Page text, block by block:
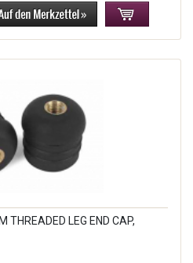
THREADED LEG END CAP,